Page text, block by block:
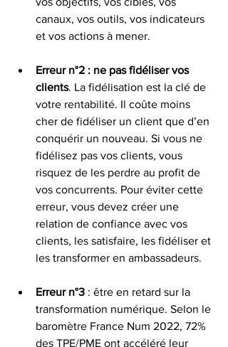
canaux, vos outils, vos indicateurs
et vos actions à mener.
Erreur n°2 : ne pas fidéliser vos
clients. La fidélisation est la clé de
votre rentabilité. Il coûte moins
cher de fidéliser un client que d’en
conquérir un nouveau. Si vous ne
fidélisez pas vos clients, vous
risquez de les perdre au profit de
vos concurrents. Pour éviter cette
erreur, vous devez créer une
relation de confiance avec vos
clients, les satisfaire, les fidéliser et
les transformer en ambassadeurs.
Erreur n°3 : être en retard sur la
transformation numérique. Selon le
baromètre France Num 2022, 72%
des TPE/PME ont accéléré leur